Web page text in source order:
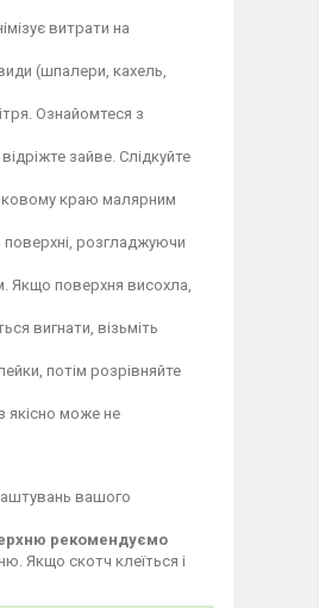
витрати на
(шпалери, кахель,
Ознайомтеся з
зайве. Слідкуйте
краю малярним
поверхні, розгладжуючи
Якщо поверхня висохла,
вигнати, візьміть
потім розрівняйте
якісно може не
вашого
рекомендуємо
Якщо скотч клеїться і